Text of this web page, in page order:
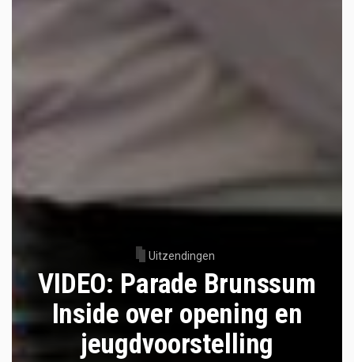
Uitzendingen
VIDEO: Parade Brunssum
Inside over opening en
jeugdvoorstelling